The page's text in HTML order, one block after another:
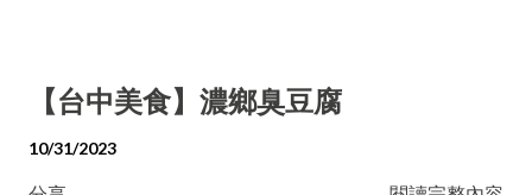
【台中美食】濃鄉臭豆腐
10/31/2023